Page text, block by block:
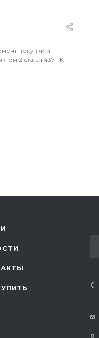
покупки и
2 статьи 437 ГК